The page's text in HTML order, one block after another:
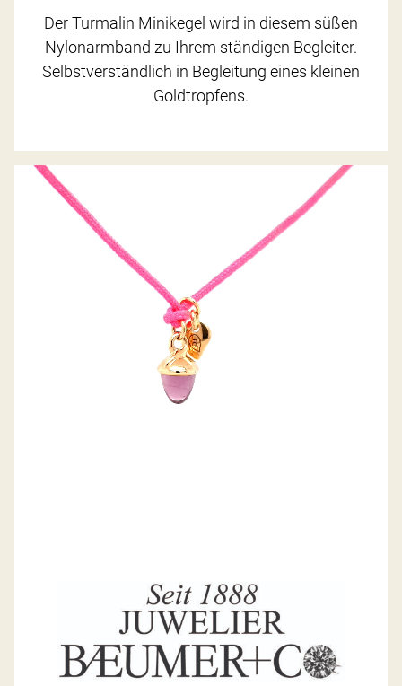
Der Turmalin Minikegel wird in diesem süßen
Nylonarmband zu Ihrem ständigen Begleiter.
Selbstverständlich in Begleitung eines kleinen
Goldtropfens.